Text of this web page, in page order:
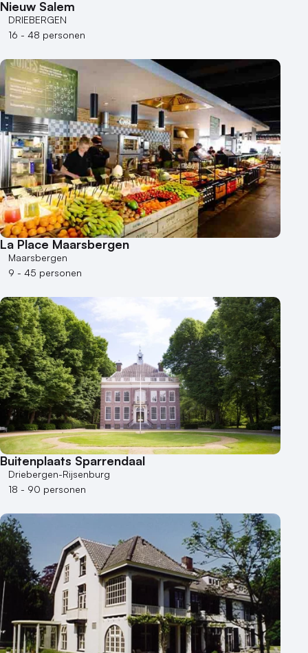
Nieuw Salem
DRIEBERGEN
16 - 48 personen
La Place Maarsbergen
Maarsbergen
9 - 45 personen
Buitenplaats Sparrendaal
Driebergen-Rijsenburg
18 - 90 personen